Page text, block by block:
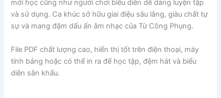
mới học cũng như người chơi biểu diễn dễ dàng luyện tập
và sử dụng. Ca khúc sở hữu giai điệu sâu lắng, giàu chất tự
sự và mang đậm dấu ấn âm nhạc của Từ Công Phụng.
File PDF chất lượng cao, hiển thị tốt trên điện thoại, máy
tính bảng hoặc có thể in ra để học tập, đệm hát và biểu
diễn sân khấu.